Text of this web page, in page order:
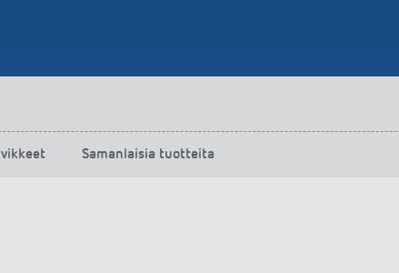
Samanlaisia tuotteita